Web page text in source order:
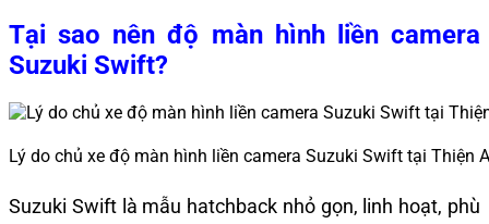
Tại sao nên độ màn hình liền camera
Suzuki Swift?
Lý do chủ xe độ màn hình liền camera Suzuki Swift tại Thiện
Suzuki Swift là mẫu hatchback nhỏ gọn, linh hoạt, phù